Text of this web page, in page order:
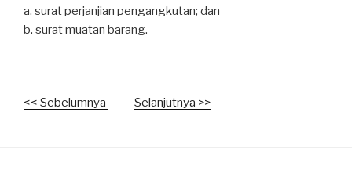
a. surat perjanjian pengangkutan; dan
b. surat muatan barang.
<< Sebelumnya Selanjutnya >>